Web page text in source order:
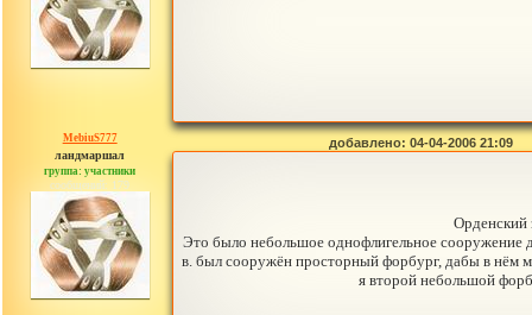
MebiuS777
ландмаршал
группа: участники
сообщений: 179
добавлено: 04-04-2006 21:09
Орденский
Это было небольшое однофлигельное сооружение
в. был сооружён просторный форбург, дабы в нём
я второй небольшой